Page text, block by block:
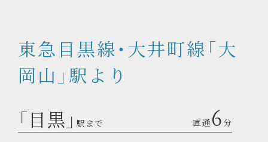
東急目黒線・大井町線「大
岡山」駅より
「目黒」 駅まで 直通 6分